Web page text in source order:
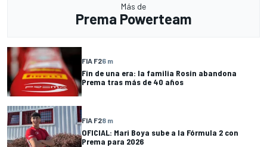
Más de
Prema Powerteam
FIA F26 m
Fin de una era: la familia Rosin abandona
Prema tras más de 40 años
FIA F28 m
OFICIAL: Mari Boya sube a la Fórmula 2 con
Prema para 2026